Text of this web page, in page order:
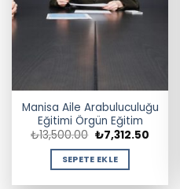
Manisa Aile Arabuluculuğu
Eğitimi Örgün Eğitim
₺13,500.00 Orijinal
fiyat:
₺13,500.00.
₺7,312.50Şu
SEPETE EKLE